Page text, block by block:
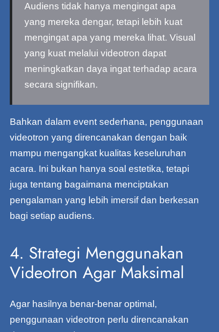
Audiens tidak hanya mengingat apa
yang mereka dengar, tetapi lebih kuat
mengingat apa yang mereka lihat. Visual
yang kuat melalui videotron dapat
meningkatkan daya ingat terhadap acara
secara signifikan.
Bahkan dalam event sederhana, penggunaan
videotron yang direncanakan dengan baik
mampu mengangkat kualitas keseluruhan
acara. Ini bukan hanya soal estetika, tetapi
juga tentang bagaimana menciptakan
pengalaman yang lebih imersif dan berkesan
bagi setiap audiens.
4. Strategi Menggunakan
Videotron Agar Maksimal
Agar hasilnya benar-benar optimal,
penggunaan videotron perlu direncanakan